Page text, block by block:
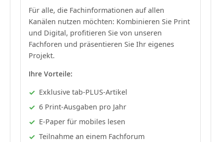
Für alle, die Fachinformationen auf allen
Kanälen nutzen möchten: Kombinieren Sie Print
und Digital, profitieren Sie von unseren
Fachforen und präsentieren Sie Ihr eigenes
Projekt.
Ihre Vorteile:
Exklusive tab-PLUS-Artikel
6 Print-Ausgaben pro Jahr
E-Paper für mobiles lesen
Teilnahme an einem Fachforum